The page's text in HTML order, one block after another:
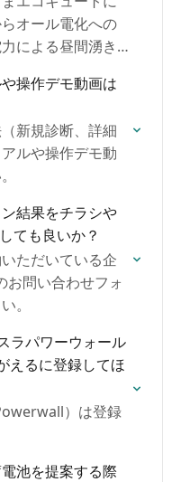
オール電化への
による昼間湧き
操作デモ動画は
新規診断、詳細
ルや操作デモ動
結果をチラシや
ても良いか？
ただいている企
お問い合わせフォ
。
ラパワーウォール
えるに登録してほ
）は登録
池を提案する際